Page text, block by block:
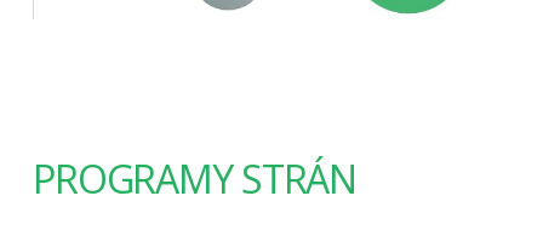
PROGRAMY STRÁN